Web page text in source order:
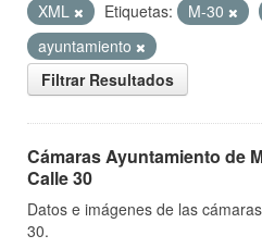
XML
Etiquetas: M-30
ayuntamiento
Filtrar Resultados
Cámaras Ayuntamiento de
Calle 30
Datos e imágenes de las
30.